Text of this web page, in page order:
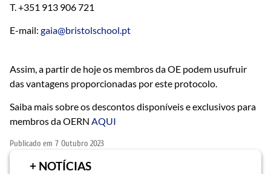
T. +351 913 906 721
E-mail: gaia@bristolschool.pt
Assim, a partir de hoje os membros da OE podem usufruir
das vantagens proporcionadas por este protocolo.
Saiba mais sobre os descontos disponíveis e exclusivos para
membros da OERN AQUI
Publicado em 7 Outubro 2023
+ NOTÍCIAS